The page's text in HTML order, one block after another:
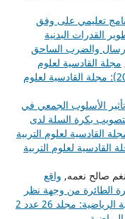
تعليمي على وفق
القدرات البدنية
والضرب الساحق
مجلة القادسية لعلوم
التربية الرياضية: مجلد 26 عدد 2 (2026): مجلة القادسية لعلوم
تأثير الأسلوب الجمعي في
بكرة السلة لدى
القادسية لعلوم التربية
24 عدد 3 (2024): مجلة القادسية لعلوم التربية
صالح نعمه, واقع
الطائرة من وجهة نظر
مجلة القادسية لعلوم التربية الرياضية: مجلد 26 عدد 2